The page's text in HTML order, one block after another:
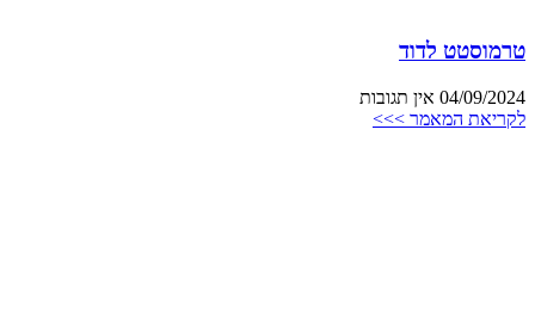
טרמוסטט לדוד
04/09/2024 אין תגובות
לקריאת המאמר >>>